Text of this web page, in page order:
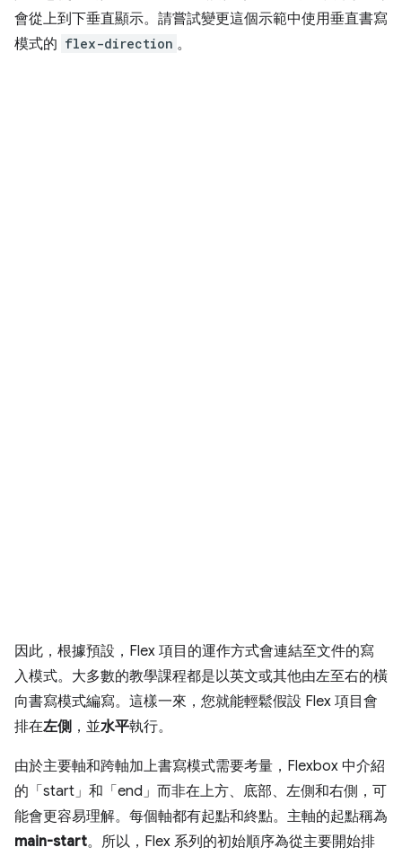
會從上到下垂直顯示。請嘗試變更這個示範中使用垂直書寫
模式的 flex-direction 。
因此，根據預設，Flex 項目的運作方式會連結至文件的寫
入模式。大多數的教學課程都是以英文或其他由左至右的橫
向書寫模式編寫。這樣一來，您就能輕鬆假設 Flex 項目會
排在左側 ，並水平執行。
由於主要軸和跨軸加上書寫模式需要考量，Flexbox 中介紹
的「start」 和「end」 而非在上方、底部、左側和右側，可
能會更容易理解。每個軸都有起點和終點。主軸的起點稱為
main-start。所以，Flex 系列的初始順序為從主要開始排